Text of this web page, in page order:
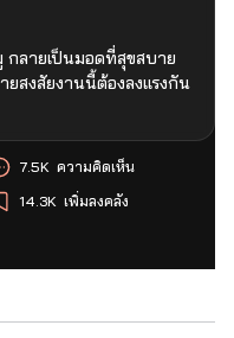
กลายเป็นมอดที่สุขสบาย
สงสัยงานนี้ต้องลงแรงกัน
ความคิดเห็น
7.5K
เพิ่มลงคลัง
14.3K